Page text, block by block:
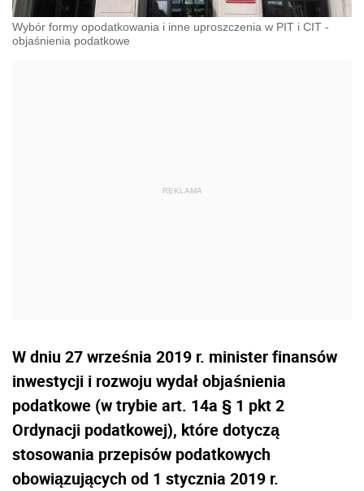
Wybór formy opodatkowania i inne uproszczenia w PIT i CIT -
objaśnienia podatkowe
W dniu 27 września 2019 r. minister finansów
inwestycji i rozwoju wydał objaśnienia
podatkowe (w trybie art. 14a § 1 pkt 2
Ordynacji podatkowej), które dotyczą
stosowania przepisów podatkowych
obowiązujących od 1 stycznia 2019 r.